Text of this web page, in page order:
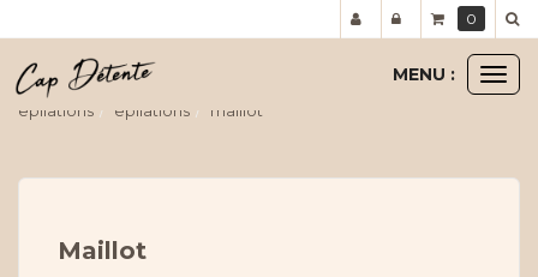
MENU :
epilations epilations maillot
Maillot
0